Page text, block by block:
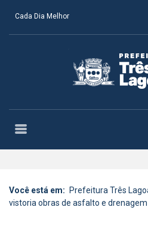
Cada Dia Melhor
Você está em: Prefeitura Três
vistoria obras de asfalto e